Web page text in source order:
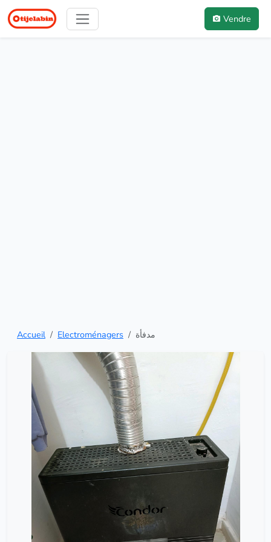
Vendre
Accueil Electroménagers مدفأة